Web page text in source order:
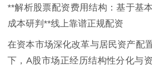
**解析股票配资费用结构：基于基
成本研判**线上靠谱正规配资
在资本市场深化改革与居民资产配
下，A股市场正经历结构性分化与